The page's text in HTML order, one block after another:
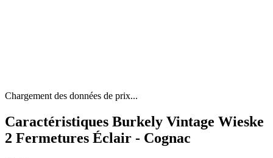
Chargement des données de prix...
Caractéristiques Burkely Vintage Wieske
2 Fermetures Éclair - Cognac